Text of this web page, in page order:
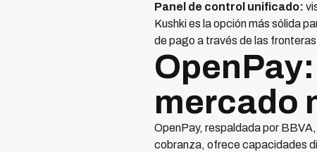
Panel de control unificado:
Kushki es la opción más sólida
de pago a través de las
mercado
OpenPay, respaldada por
cobranza, ofrece capacidades